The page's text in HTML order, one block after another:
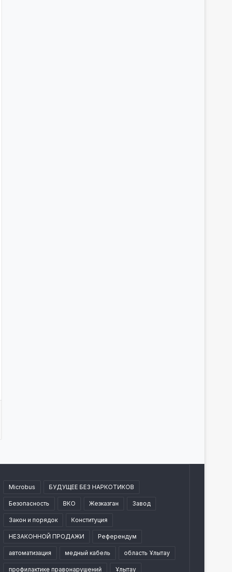
Microbus БУДУЩЕЕ БЕЗ НАРКОТИКОВ
Безопасность ВКО Жезказган Завод
Закон и порядок Конституция
НЕЗАКОННОЙ ПРОДАЖИ Референдум
автоматизация медный кабель область Ұлытау
профилактике правонарушений Ұлытау